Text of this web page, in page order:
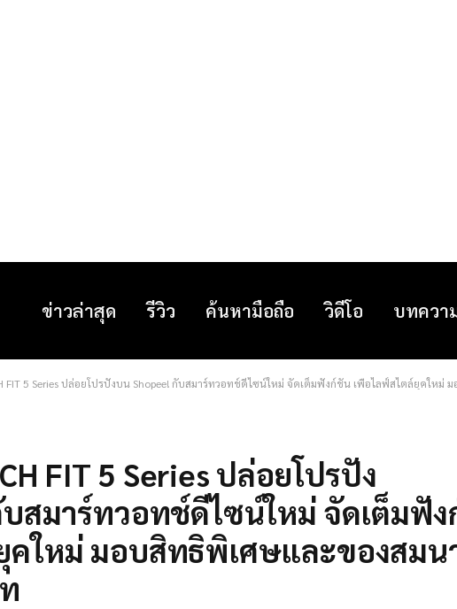
ข่าวล่าสุด รีวิว ค้นหามือถือ วิดีโอ บทควา
FIT 5 Series ปล่อยโปรปังบน Shopee! กับสมาร์ทวอทช์ดีไซน์ใหม่ จัดเต็มฟังก์ชัน เพื่อไลฟ์สไตล์ยุคใ
FIT 5 Series ปล่อยโปรปัง
สมาร์ทวอทช์ดีไซน์ใหม่ จัดเต็มฟั
คใหม่ มอบสิทธิพิเศษและของสม